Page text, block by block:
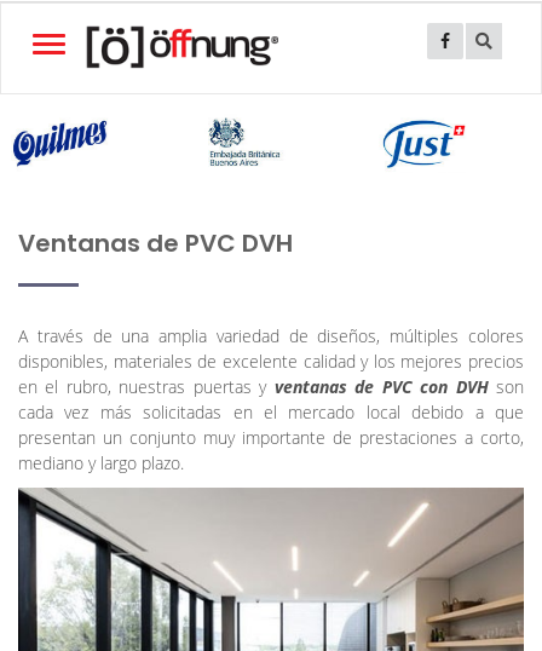
Toggle
navigation
Ventanas de PVC DVH
A través de una amplia variedad de diseños, múltiples colores
disponibles, materiales de excelente calidad y los mejores precios
en el rubro, nuestras puertas y ventanas de PVC con DVHson
cada vez más solicitadas en el mercado local debido a que
presentan un conjunto muy importante de prestaciones a corto,
mediano y largo plazo.